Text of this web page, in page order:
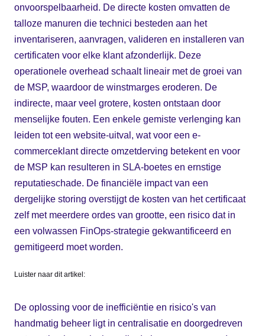
onvoorspelbaarheid. De directe kosten omvatten de
talloze manuren die technici besteden aan het
inventariseren, aanvragen, valideren en installeren van
certificaten voor elke klant afzonderlijk. Deze
operationele overhead schaalt lineair met de groei van
de MSP, waardoor de winstmarges eroderen. De
indirecte, maar veel grotere, kosten ontstaan door
menselijke fouten. Een enkele gemiste verlenging kan
leiden tot een website-uitval, wat voor een e-
commerceklant directe omzetderving betekent en voor
de MSP kan resulteren in SLA-boetes en ernstige
reputatieschade. De financiële impact van een
dergelijke storing overstijgt de kosten van het certificaat
zelf met meerdere ordes van grootte, een risico dat in
een volwassen FinOps-strategie gekwantificeerd en
gemitigeerd moet worden.
Luister naar dit artikel:
De oplossing voor de inefficiëntie en risico's van
handmatig beheer ligt in centralisatie en doorgedreven